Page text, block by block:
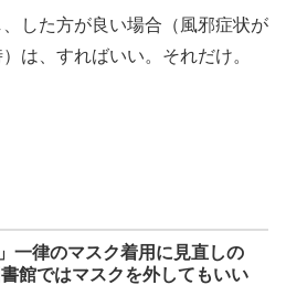
した方が良い場合（風邪症状が
は、すればいい。それだけ。
一律のマスク着用に見直しの
館ではマスクを外してもいい